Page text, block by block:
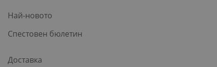
Най-новото
Спестовен бюлетин
Доставка